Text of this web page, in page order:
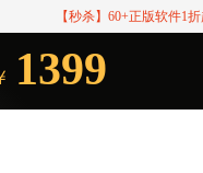
【秒杀】60+正版软件1
1399